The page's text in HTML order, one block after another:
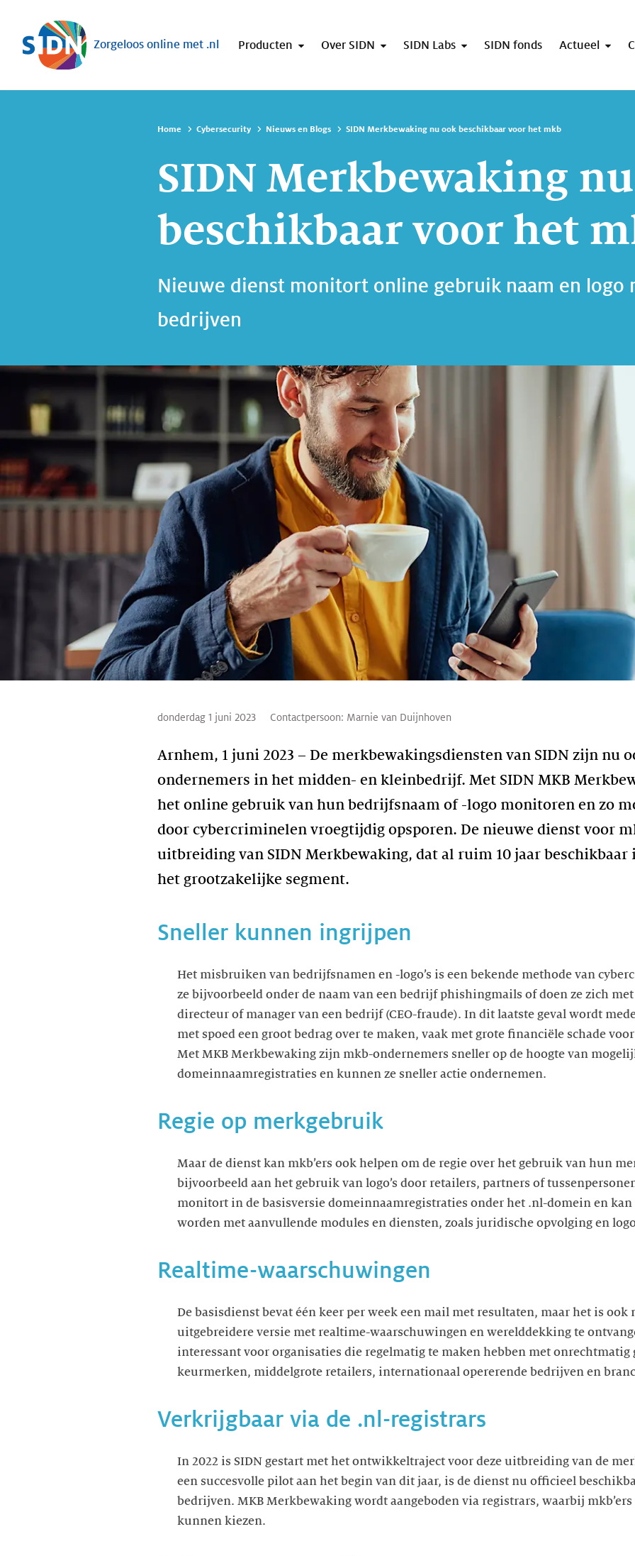
Sla navigatie over
Zorgeloos online met .nl Producten Over SIDN SIDN Labs SIDN fonds Actueel
Home Cybersecurity Nieuws en Blogs SIDN Merkbewaking nu ook beschikbaar voor het mkb
SIDN Merkbewaking
beschikbaar voor het
Nieuwe dienst monitort online gebruik naam en logo
bedrijven
donderdag 1 juni 2023 Contactpersoon: Marnie van Duijnhoven
Arnhem, 1 juni 2023 – De merkbewakingsdiensten van SIDN zijn nu
ondernemers in het midden- en kleinbedrijf. Met SIDN MKB
het online gebruik van hun bedrijfsnaam of -logo monitoren en zo
door cybercriminelen vroegtijdig opsporen. De nieuwe dienst voor
uitbreiding van SIDN Merkbewaking, dat al ruim 10 jaar
het grootzakelijke segment.
Sneller kunnen ingrijpen
Het misbruiken van bedrijfsnamen en -logo’s is een bekende methode van
ze bijvoorbeeld onder de naam van een bedrijf phishingmails of doen ze zich met
directeur of manager van een bedrijf (CEO-fraude). In dit laatste geval wordt
met spoed een groot bedrag over te maken, vaak met grote financiële schade
Met MKB Merkbewaking zijn mkb-ondernemers sneller op de hoogte van
domeinnaamregistraties en kunnen ze sneller actie ondernemen.
Regie op merkgebruik
Maar de dienst kan mkb’ers ook helpen om de regie over het gebruik van hun
bijvoorbeeld aan het gebruik van logo’s door retailers, partners of
monitort in de basisversie domeinnaamregistraties onder het .nl-domein en
worden met aanvullende modules en diensten, zoals juridische opvolging en
Realtime-waarschuwingen
De basisdienst bevat één keer per week een mail met resultaten, maar het is ook
uitgebreidere versie met realtime-waarschuwingen en werelddekking te
interessant voor organisaties die regelmatig te maken hebben met onrechtmatig
keurmerken, middelgrote retailers, internationaal opererende bedrijven en
Verkrijgbaar via de .nl-registrars
In 2022 is SIDN gestart met het ontwikkeltraject voor deze uitbreiding van de
een succesvolle pilot aan het begin van dit jaar, is de dienst nu officieel
bedrijven. MKB Merkbewaking wordt aangeboden via registrars, waarbij
kunnen kiezen.